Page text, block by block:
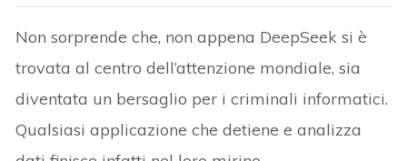
Non sorprende che, non appena DeepSeek si è
trovata al centro dell’attenzione mondiale, sia
diventata un bersaglio per i criminali informatici.
Qualsiasi applicazione che detiene e analizza